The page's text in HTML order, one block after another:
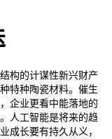
构的计谋性新兴财产
特种陶瓷材料。催生
企业更看中能落地的
人工智能是将来的趋
成长要有持久从义，